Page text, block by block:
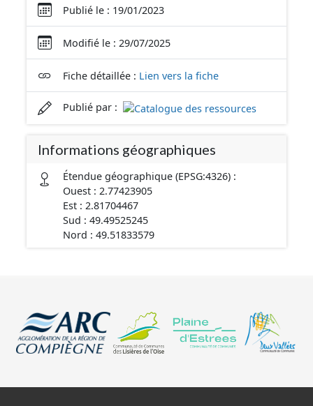
Publié le : 19/01/2023
Modifié le : 29/07/2025
Fiche détaillée : Lien vers la fiche
Publié par :
Informations géographiques
Étendue géographique (EPSG:4326) :
Ouest : 2.77423905
Est : 2.81704467
Sud : 49.49525245
Nord : 49.51833579